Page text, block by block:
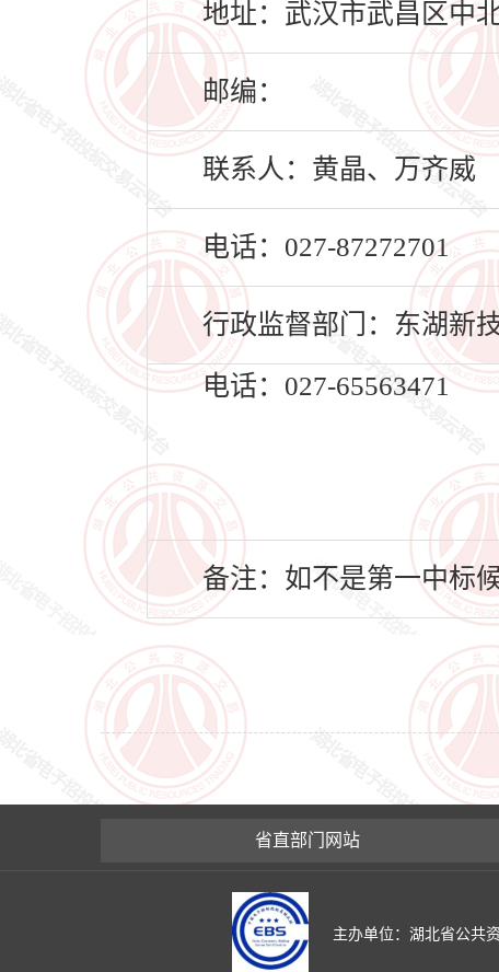
地址：武汉市武昌区中
邮编：
联系人：黄晶、万齐威
电话：027-87272701
行政监督部门：东湖新
电话：027-65563471
备注：如不是第一中标
省直部门网站
主办单位：湖北省公共